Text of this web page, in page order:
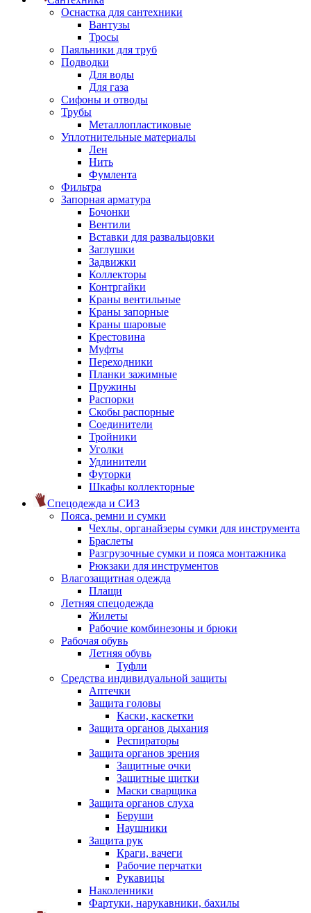
Оснастка для сантехники
Вантузы
Тросы
Паяльники для труб
Подводки
Для воды
Для газа
Сифоны и отводы
Трубы
Металлопластиковые
Уплотнительные материалы
Лен
Нить
Фумлента
Фильтра
Запорная арматура
Бочонки
Вентили
Вставки для развальцовки
Заглушки
Задвижки
Коллекторы
Контргайки
Краны вентильные
Краны запорные
Краны шаровые
Крестовина
Муфты
Переходники
Планки зажимные
Пружины
Распорки
Скобы распорные
Соединители
Тройники
Уголки
Удлинители
Футорки
Шкафы коллекторные
Спецодежда и СИЗ
Пояса, ремни и сумки
Чехлы, органайзеры сумки для инструмента
Браслеты
Разгрузочные сумки и пояса монтажника
Рюкзаки для инструментов
Влагозащитная одежда
Плащи
Летняя спецодежда
Жилеты
Рабочие комбинезоны и брюки
Рабочая обувь
Летняя обувь
Туфли
Средства индивидуальной защиты
Аптечки
Защита головы
Каски, каскетки
Защита органов дыхания
Респираторы
Защита органов зрения
Защитные очки
Защитные щитки
Маски сварщика
Защита органов слуха
Беруши
Наушники
Защита рук
Краги, вачеги
Рабочие перчатки
Рукавицы
Наколенники
Фартуки, нарукавники, бахилы